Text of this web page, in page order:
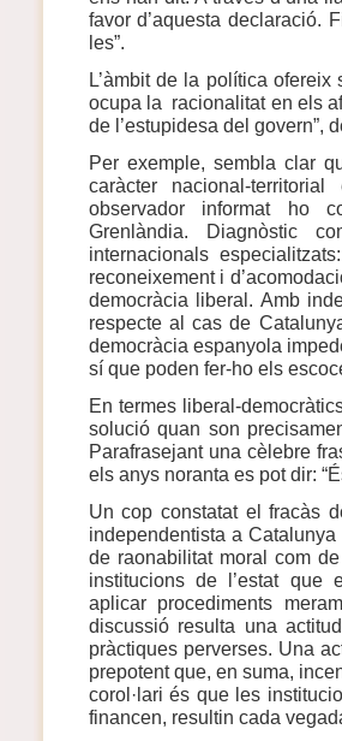
favor d’aquesta declaració.
les”.
L’àmbit de la política
ocupa la racionalitat en els
de l’estupidesa del govern”,
Per exemple, sembla clar
caràcter nacional-
observador informat ho
Grenlàndia. Diagnòstic
internacionals
reconeixement i
democràcia liberal. Amb
respecte al cas de
democràcia espanyola
sí que poden fer-ho els
En termes liberal-
solució quan son
Parafrasejant una cèlebre
els anys noranta es pot dir:
Un cop constatat el fracàs
independentista a
de raonabilitat moral com
institucions de l’estat que
aplicar procediments
discussió resulta una
pràctiques perverses. Una
prepotent que, en suma,
corol·lari és que les
financen, resultin cada